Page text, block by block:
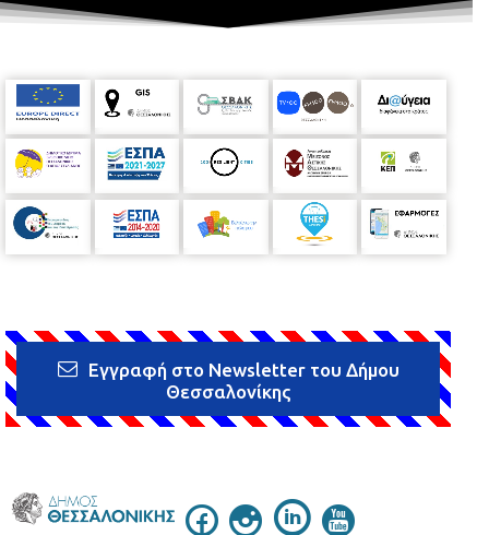
Εγγραφή στο Newsletter του Δήμου
Θεσσαλονίκης